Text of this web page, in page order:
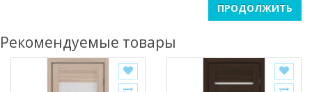
ПРОДОЛЖИТЬ
Рекомендуемые товары